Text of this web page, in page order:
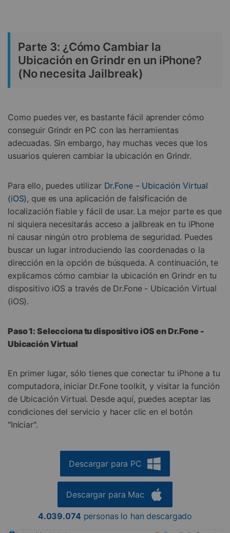
Parte 3: ¿Cómo Cambiar la
Ubicación en Grindr en un iPhone?
(No necesita Jailbreak)
Como puedes ver, es bastante fácil aprender cómo
conseguir Grindr en PC con las herramientas
adecuadas. Sin embargo, hay muchas veces que los
usuarios quieren cambiar la ubicación en Grindr.
Para ello, puedes utilizar Dr.Fone – Ubicación Virtual
(iOS) , que es una aplicación de falsificación de
localización fiable y fácil de usar. La mejor parte es que
ni siquiera necesitarás acceso a jailbreak en tu iPhone
ni causar ningún otro problema de seguridad. Puedes
buscar un lugar introduciendo las coordenadas o la
dirección en la opción de búsqueda. A continuación, te
explicamos cómo cambiar la ubicación en Grindr en tu
dispositivo iOS a través de Dr.Fone - Ubicación Virtual
(iOS).
Paso 1: Selecciona tu dispositivo iOS en Dr.Fone -
Ubicación Virtual
En primer lugar, sólo tienes que conectar tu iPhone a tu
computadora, iniciar Dr.Fone toolkit, y visitar la función
de Ubicación Virtual. Desde aquí, puedes aceptar las
condiciones del servicio y hacer clic en el botón
"Iniciar".
Descargar para PC
Descargar para Mac
4.039.074 personas lo han descargado
Controla tu teléfono con Dr.Fone
Recupera y transfiere datos fácilmente
Tecnología IA: sin conocimientos técnicos
Prueba Online